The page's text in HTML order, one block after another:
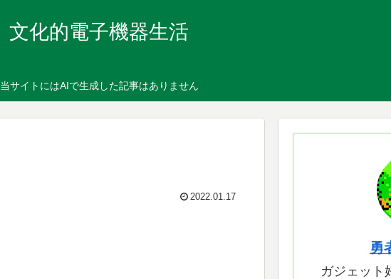
文化的電子機器生活
当サイトにはAIで生成した記事はありません
2022.01.17
勇
ガジェット